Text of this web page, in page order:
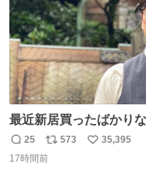
最近新居買ったばかり
長男
返
信
25
リ
ポ
573
い
35,395
17時間前